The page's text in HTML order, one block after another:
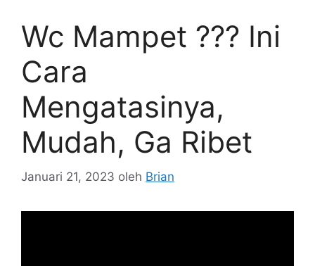
Wc Mampet ??? Ini
Cara
Mengatasinya,
Mudah, Ga Ribet
Januari 21, 2023 oleh Brian